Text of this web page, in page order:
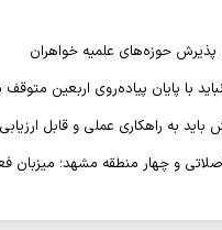
حوزه‌های علمیه خواهران
با پایان پیاده‌روی اربعین
باید به راهکاری عملی و قابل
و چهار منطقه مشهد؛ میزبان